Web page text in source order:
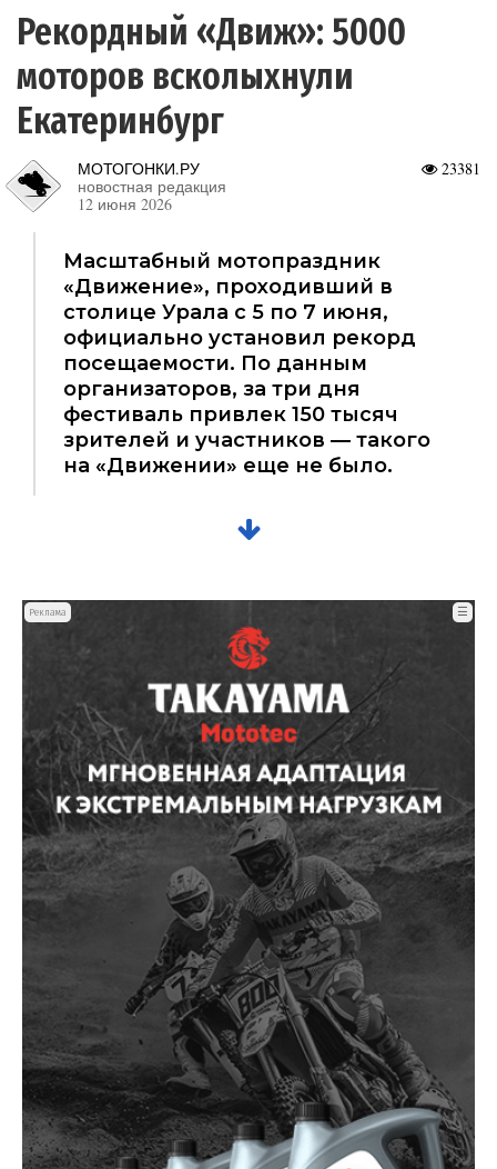
Рекордный «Движ»: 5000
моторов всколыхнули
Екатеринбург
23381
МОТОГОНКИ.РУ
новостная редакция
12 июня 2026
Масштабный мотопраздник
«Движение», проходивший в
столице Урала с 5 по 7 июня,
официально установил рекорд
посещаемости. По данным
организаторов, за три дня
фестиваль привлек 150 тысяч
зрителей и участников — такого
на «Движении» еще не было.
Реклама ☰